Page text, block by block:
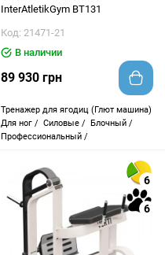
InterAtletikGym BT131
Код: 21471-21
В наличии
89 930 грн
Тренажер для ягодиц (Глют машина)
Для ног / Силовые / Блочный /
Профессиональный /
6
6